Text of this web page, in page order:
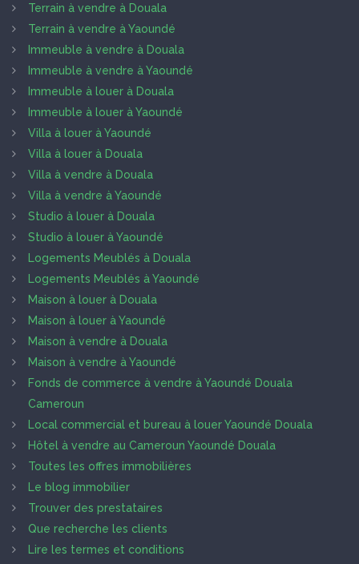
Terrain à vendre à Douala
Terrain à vendre à Yaoundé
Immeuble à vendre à Douala
Immeuble à vendre à Yaoundé
Immeuble à louer à Douala
Immeuble à louer à Yaoundé
Villa à louer à Yaoundé
Villa à louer à Douala
Villa à vendre à Douala
Villa à vendre à Yaoundé
Studio à louer à Douala
Studio à louer à Yaoundé
Logements Meublés à Douala
Logements Meublés à Yaoundé
Maison à louer à Douala
Maison à louer à Yaoundé
Maison à vendre à Douala
Maison à vendre à Yaoundé
Fonds de commerce à vendre à Yaoundé Douala
Cameroun
Local commercial et bureau à louer Yaoundé Douala
Hôtel à vendre au Cameroun Yaoundé Douala
Toutes les offres immobilières
Le blog immobilier
Trouver des prestataires
Que recherche les clients
Lire les termes et conditions